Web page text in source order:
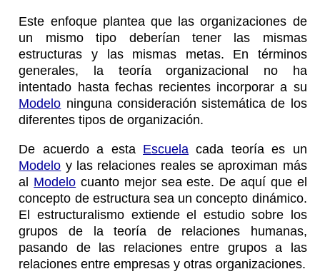
Este enfoque plantea que las organizaciones de
un mismo tipo deberían tener las mismas
estructuras y las mismas metas. En términos
generales, la teoría organizacional no ha
intentado hasta fechas recientes incorporar a su
Modelo ninguna consideración sistemática de los
diferentes tipos de organización.
De acuerdo a esta Escuela cada teoría es un
Modelo y las relaciones reales se aproximan más
al Modelo cuanto mejor sea este. De aquí que el
concepto de estructura sea un concepto dinámico.
El estructuralismo extiende el estudio sobre los
grupos de la teoría de relaciones humanas,
pasando de las relaciones entre grupos a las
relaciones entre empresas y otras organizaciones.